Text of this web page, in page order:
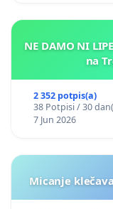
NE DAMO NI
na
2 352 potpis(a)
38 Potpisi / 30
7 Jun 2026
Micanje